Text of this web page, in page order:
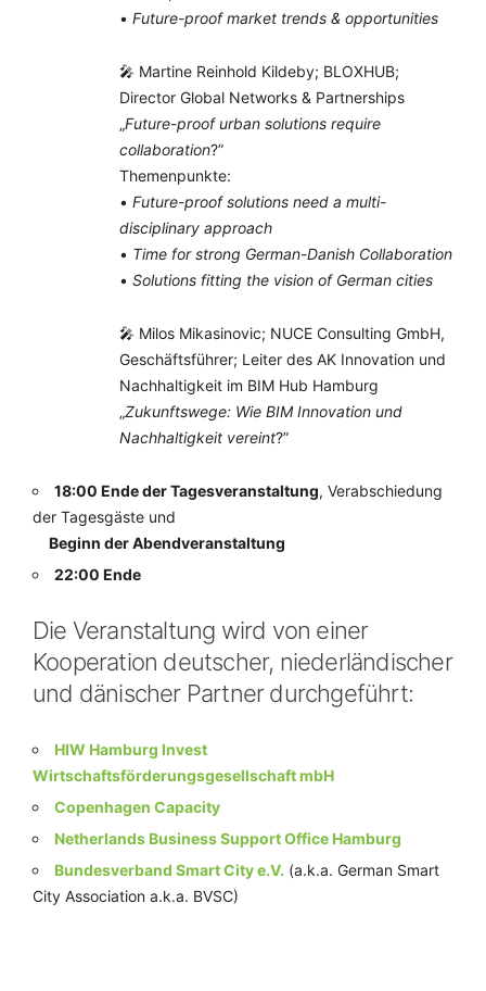
• Future-proof market trends & opportunities
🎤 Martine Reinhold Kildeby; BLOXHUB;
Director Global Networks & Partnerships
„Future-proof urban solutions require
collaboration?”
Themenpunkte:
• Future-proof solutions need a multi-
disciplinary approach
• Time for strong German-Danish Collaboration
• Solutions fitting the vision of German cities
🎤 Milos Mikasinovic; NUCE Consulting GmbH,
Geschäftsführer; Leiter des AK Innovation und
Nachhaltigkeit im BIM Hub Hamburg
„Zukunftswege: Wie BIM Innovation und
Nachhaltigkeit vereint?”
18:00 Ende der Tagesveranstaltung, Verabschiedung
der Tagesgäste und
Beginn der Abendveranstaltung
22:00 Ende
Die Veranstaltung wird von einer
Kooperation deutscher, niederländischer
und dänischer Partner durchgeführt:
HIW Hamburg Invest
Wirtschaftsförderungsgesellschaft mbH
Copenhagen Capacity
Netherlands Business Support Office Hamburg
Bundesverband Smart City e.V. (a.k.a. German Smart
City Association a.k.a. BVSC)